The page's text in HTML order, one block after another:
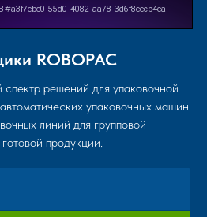
ROBOPAC
решений для упаковочной
упаковочных машин
линий для групповой
продукции.